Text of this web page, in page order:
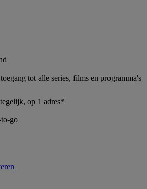
tot alle series, films en programma's
op 1 adres*
go